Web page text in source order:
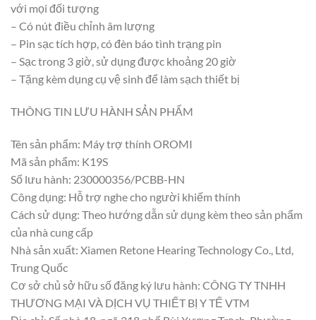
với mọi đối tượng
– Có nút điều chỉnh âm lượng
– Pin sạc tích hợp, có đèn báo tình trạng pin
– Sạc trong 3 giờ, sử dụng được khoảng 20 giờ
– Tặng kèm dụng cụ vệ sinh để làm sạch thiết bị
THÔNG TIN LƯU HÀNH SẢN PHẨM
Tên sản phẩm: Máy trợ thính OROMI
Mã sản phẩm: K19S
Số lưu hành: 230000356/PCBB-HN
Công dụng: Hỗ trợ nghe cho người khiếm thính
Cách sử dụng: Theo hướng dẫn sử dụng kèm theo sản phẩm
của nhà cung cấp
Nhà sản xuất: Xiamen Retone Hearing Technology Co., Ltd,
Trung Quốc
Cơ sở chủ sở hữu số đăng ký lưu hành: CÔNG TY TNHH
THƯƠNG MẠI VÀ DỊCH VỤ THIẾT BỊ Y TẾ VTM